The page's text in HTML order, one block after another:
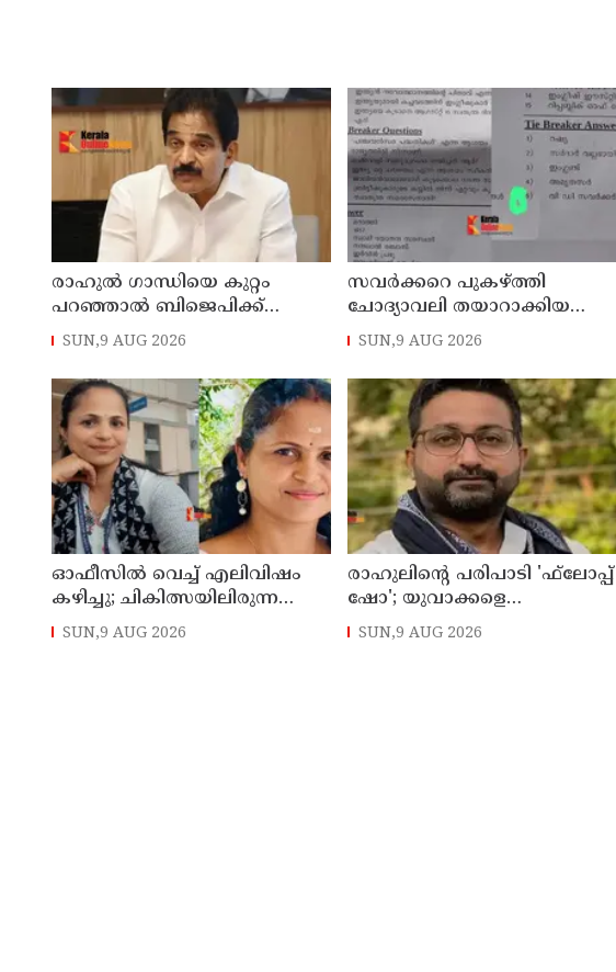
രാഹുല്‍ ഗാന്ധിയെ കുറ്റം
പറഞ്ഞാല്‍ ബിജെപിക്ക്
സുഖിക്കും ശശി തരൂരിന്
വേണുഗോപാല്‍
SUN,9 AUG 2026
സവര്‍ക്കറെ പുകഴ്ത്തി
ചോദ്യാവലി തയാറാക്കിയ
അധ്യാപകന് സസ്‌പെന്‍ഷന്‍
SUN,9 AUG 2026
ഓഫീസില്‍ വെച്ച് എലിവിഷം
കഴിച്ചു; ചികിത്സയിലിരുന്ന
കാസര്‍കോട് കളക്ടറേറ്റിലെ
സീനിയര്‍ ക്ലര്‍ക്ക് മരിച്ചു
SUN,9 AUG 2026
രാഹുലിന്റെ പരിപാടി 'ഫ്‌ലോപ്പ്
ഷോ'; യുവാക്കളെ
തെറ്റിദ്ധരിപ്പിക്കുന്നുവെന്ന് യുപി
മന്ത്രി ഡാനിഷ് അന്‍സാരി
SUN,9 AUG 2026